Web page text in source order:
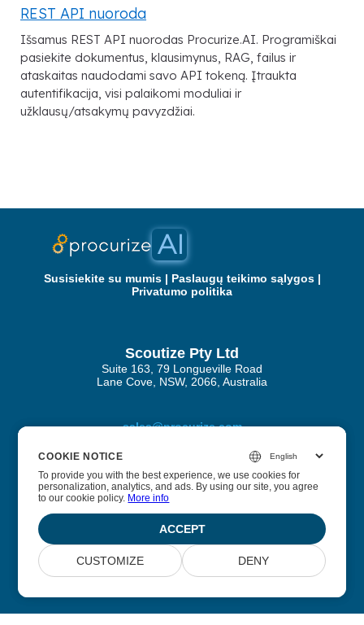
REST API nuoroda
Išsamus REST API nuorodas Procurize.AI. Programiškai
pasiekite dokumentus, klausimynus, RAG, failus ir
ataskaitas naudodami savo API tokeną. Įtraukta
autentifikacija, visi palaikomi moduliai ir
užklausų/atsakymų pavyzdžiai.
Susisiekite su mumis| Paslaugų teikimo sąlygos|
Privatumo politika
Scoutize Pty Ltd
Suite 163, 79 Longueville Road
Lane Cove, NSW, 2066, Australia
sales@procurize.com
Apie Procurize AI
Padedame įmonėms pašalinti rankinį darbą iš saugumo ir
© 2026 Scoutize Pty Ltd
COOKIE NOTICE
To provide you with the best experience, we use cookies for
personalization, analytics, and ads. By using our site, you agree
to our cookie policy. More info
ACCEPT
CUSTOMIZE DENY
COOKIE NOTICE
To provide you with the best experience, we use cookies for
personalization, analytics, and ads. By using our site, you agree
to our cookie policy. More info
ACCEPT
CUSTOMIZE DENY